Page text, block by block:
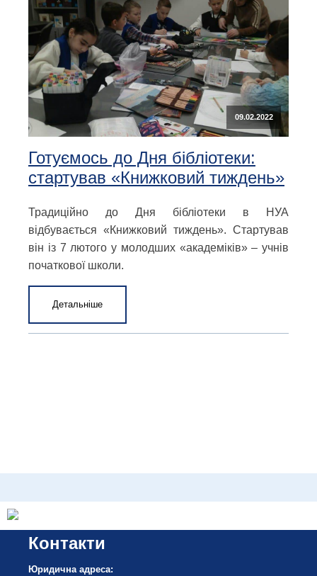
09.02.2022
Готуємось до Дня бібліотеки:
стартував «Книжковий тиждень»
Традиційно до Дня бібліотеки в НУА
відбувається «Книжковий тиждень». Стартував
він із 7 лютого у молодших «академіків» – учнів
початкової школи.
Детальніше
Контакти
Юридична адреса: